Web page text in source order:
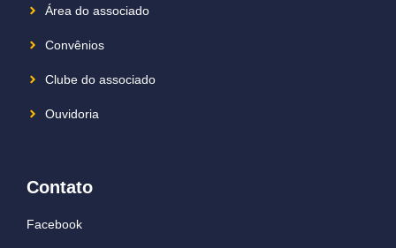
Área do associado
Convênios
Clube do associado
Ouvidoria
Contato
Facebook